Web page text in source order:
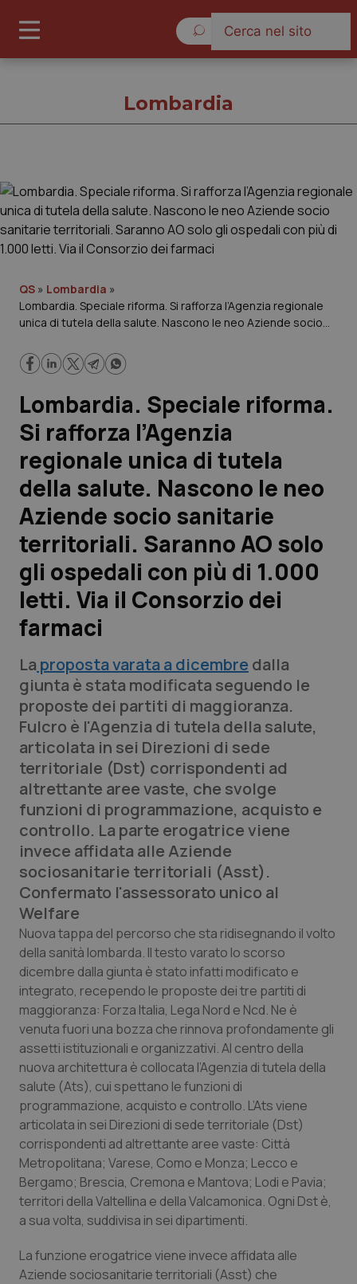
Cronache
Regioni e Asl
Lavoro e Professioni
Scienza e Farmaci
Studi e Analisi
Lettere al direttore
Edizioni Regionali
QS Pro
Professionisti Sanitari.AI
Basilicata
Calabria
Campania
Emilia-Romagna
Friuli Venezia Giulia
Lazio
Liguria
Lombardia
Marche
Molise
Piemonte
Provincia Autonoma di Bolzano
Provincia Autonoma di Trento
Puglia
Sardegna
Artrite & artrosi
Asma & BPCO
Car-T
Colesterolo & coronaropatie
Dermatite Atopica
Diabete & glucometri
Disturbi dell’umore
Dolore
Donna & Salute
Epatiti
HIV
Infezioni & Febbre
Ipertensione & Scompenso
Malattie rare
Malattia di Crohn & Rettocolite Ulcerosa
QS Club Newsletter
Lombardia
QS » Lombardia »
Lombardia. Speciale riforma. Si rafforza l’Agenzia regionale
unica di tutela della salute. Nascono le neo Aziende socio
1.000 letti. Via il Consorzio dei farmaci
Lombardia. Speciale riforma.
Si rafforza l’Agenzia
regionale unica di tutela
della salute. Nascono le neo
Aziende socio sanitarie
territoriali. Saranno AO solo
gli ospedali con più di 1.000
letti. Via il Consorzio dei
farmaci
La proposta varata a dicembre dalla
giunta è stata modificata seguendo le
proposte dei partiti di maggioranza.
Fulcro è l'Agenzia di tutela della salute,
articolata in sei Direzioni di sede
territoriale (Dst) corrispondenti ad
altrettante aree vaste, che svolge
funzioni di programmazione, acquisto e
controllo. La parte erogatrice viene
invece affidata alle Aziende
sociosanitarie territoriali (Asst).
Confermato l'assessorato unico al
Welfare
Nuova tappa del percorso che sta ridisegnando il volto
della sanità lombarda. Il testo varato lo scorso
dicembre dalla giunta è stato infatti modificato e
integrato, recependo le proposte dei tre partiti di
maggioranza: Forza Italia, Lega Nord e Ncd. Ne è
venuta fuori una bozza che rinnova profondamente gli
assetti istituzionali e organizzativi. Al centro della
nuova architettura è collocata l’Agenzia di tutela della
salute (Ats), cui spettano le funzioni di
programmazione, acquisto e controllo. L’Ats viene
articolata in sei Direzioni di sede territoriale (Dst)
corrispondenti ad altrettante aree vaste: Città
Metropolitana; Varese, Como e Monza; Lecco e
Bergamo; Brescia, Cremona e Mantova; Lodi e Pavia;
territori della Valtellina e della Valcamonica. Ogni Dst è,
a sua volta, suddivisa in sei dipartimenti.
La funzione erogatrice viene invece affidata alle
Aziende sociosanitarie territoriali (Asst) che